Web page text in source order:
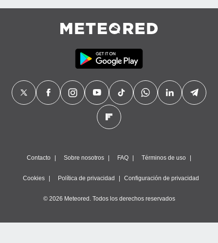
Contacto Sobre nosotros FAQ Términos de uso
Cookies Política de privacidad Configuración de privacidad
© 2026 Meteored. Todos los derechos reservados